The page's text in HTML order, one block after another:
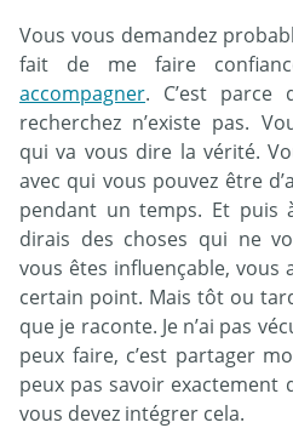
Vous vous demandez
fait de me faire
accompagner. C’est parce
recherchez n’existe pas.
qui va vous dire la vérité.
avec qui vous pouvez être
pendant un temps. Et puis
dirais des choses qui ne
vous êtes influençable, vous
certain point. Mais tôt ou
que je raconte. Je n’ai pas
peux faire, c’est partager
peux pas savoir exactement
vous devez intégrer cela.